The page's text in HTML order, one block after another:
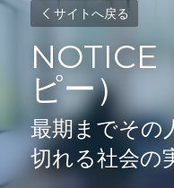
サイトへ戻る
NOTICE
ピー）
最期までその
切れる社会の